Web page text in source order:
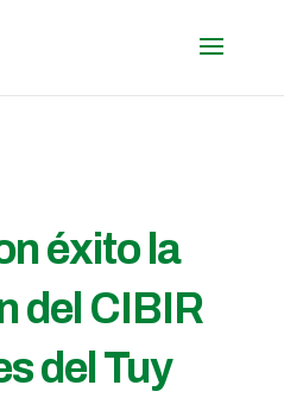
éxito la
del CIBIR
del Tuy